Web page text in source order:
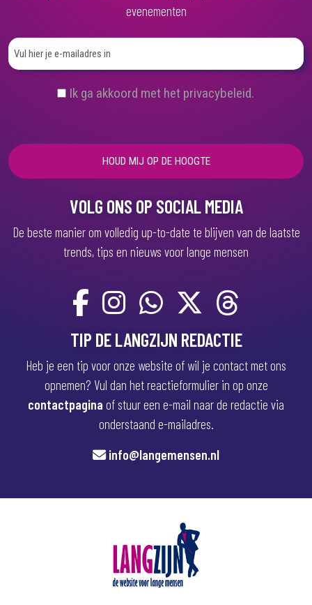
evenementen
(
e
i
Ik ga akkoord met het privacybeleid.
VOLG ONS OP SOCIAL MEDIA
De beste manier om volledig up-to-date te blijven van de laatste
trends, tips en nieuws voor lange mensen
TIP DE LANGZIJN REDACTIE
Heb je een tip voor onze website of wil je contact met ons
opnemen? Vul dan het reactieformulier in op onze
contactpagina of stuur een e-mail naar de redactie via
onderstaand e-mailadres.
info@langemensen.nl